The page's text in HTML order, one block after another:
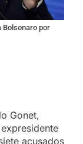
Bolsonaro por
Gonet,
acusados